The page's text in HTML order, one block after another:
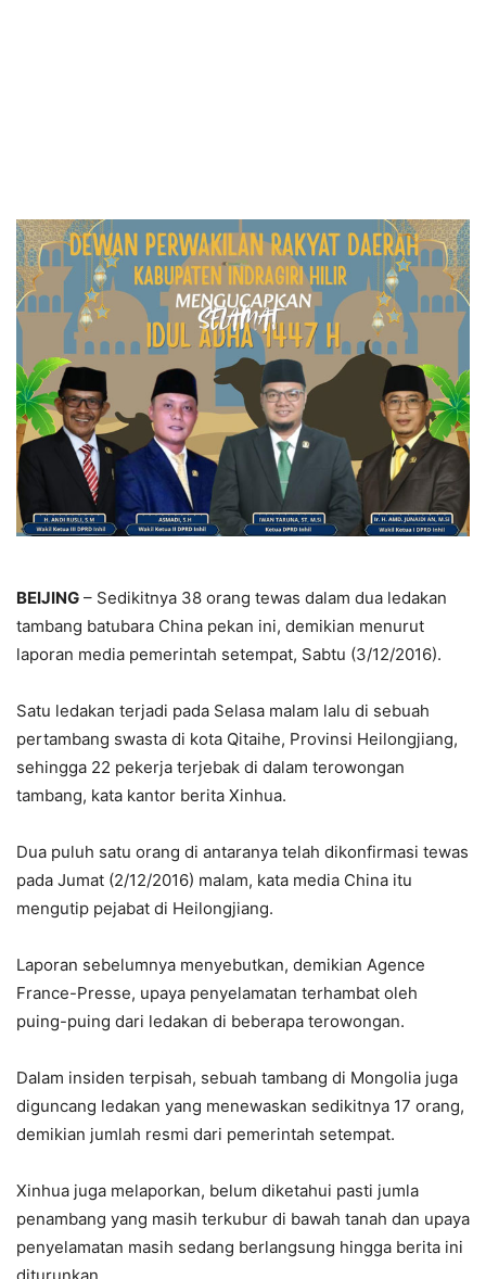
BEIJING – Sedikitnya 38 orang tewas dalam dua ledakan
tambang batubara China pekan ini, demikian menurut
laporan media pemerintah setempat, Sabtu (3/12/2016).
Satu ledakan terjadi pada Selasa malam lalu di sebuah
pertambang swasta di kota Qitaihe, Provinsi Heilongjiang,
sehingga 22 pekerja terjebak di dalam terowongan
tambang, kata kantor berita Xinhua.
Dua puluh satu orang di antaranya telah dikonfirmasi tewas
pada Jumat (2/12/2016) malam, kata media China itu
mengutip pejabat di Heilongjiang.
Laporan sebelumnya menyebutkan, demikian Agence
France-Presse, upaya penyelamatan terhambat oleh
puing-puing dari ledakan di beberapa terowongan.
Dalam insiden terpisah, sebuah tambang di Mongolia juga
diguncang ledakan yang menewaskan sedikitnya 17 orang,
demikian jumlah resmi dari pemerintah setempat.
Xinhua juga melaporkan, belum diketahui pasti jumla
penambang yang masih terkubur di bawah tanah dan upaya
penyelamatan masih sedang berlangsung hingga berita ini